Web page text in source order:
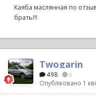
Каяба маслянная по
брать!!!
Twogarin
498 0
Опубліковано 1